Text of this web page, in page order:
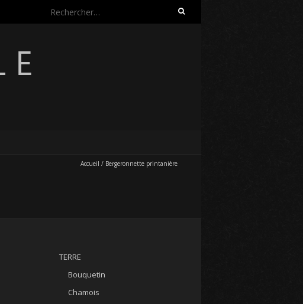
Rechercher :
Accueil / Bergeronnette printanière
TERRE
Bouquetin
Chamois